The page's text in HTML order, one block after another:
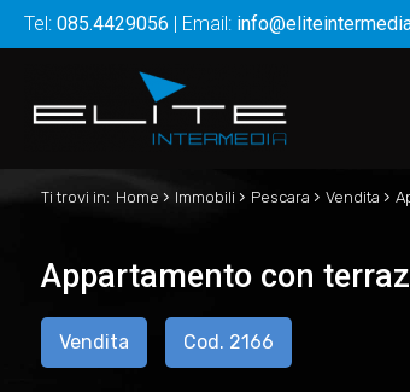
Tel: 085.4429056 | Email:
Ti trovi in: Home › Immobili › Pescara › Vendita ›
Appartamento con
Vendita Cod. 2166